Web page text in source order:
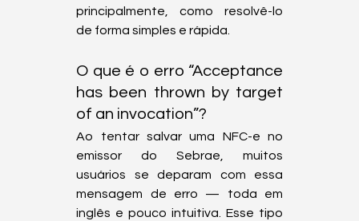
principalmente, como resolvê-lo
de forma simples e rápida.
O que é o erro “Acceptance
has been thrown by target
of an invocation”?
Ao tentar salvar uma NFC-e no
emissor do Sebrae, muitos
usuários se deparam com essa
mensagem de erro — toda em
inglês e pouco intuitiva. Esse tipo